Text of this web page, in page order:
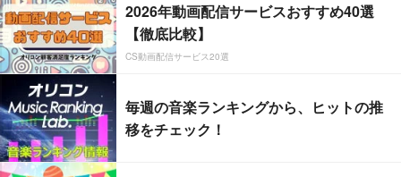
2026年動画配信サービスおすすめ40選
【徹底比較】
CS動画配信サービス20選
毎週の音楽ランキングから、ヒットの推
移をチェック！